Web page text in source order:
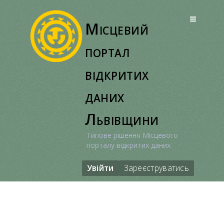
Місцевий
портал
відкритих
даних
Львівщини
Типове рішення Місцевого
порталу відкритих даних
Увійти Зареєструватись